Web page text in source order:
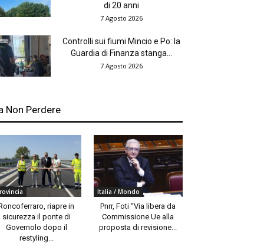
di 20 anni
7 Agosto 2026
Controlli sui fiumi Mincio e Po: la
Guardia di Finanza stanga...
7 Agosto 2026
Non Perdere
riapre in
sicurezza il ponte di
Governolo dopo il
restyling...
Italia / Mondo
Pnrr, Foti “Via libera da
Commissione Ue alla
proposta di revisione...